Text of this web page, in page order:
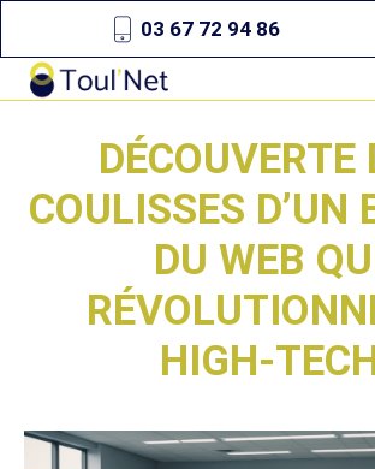
03 67 72 94 86
DÉCOUVERTE
COULISSES D’UN
DU WEB
HIGH-